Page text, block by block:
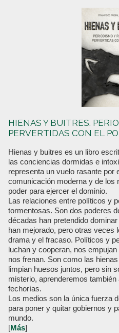
HIENAS Y BUITRES.
PERVERTIDAS CON EL
Hienas y buitres es un libro
las conciencias dormidas e
representa un vuelo rasante por
comunicación moderna y de los
poder para ejercer el dominio.
Las relaciones entre políticos y
tormentosas. Son dos poderes
décadas han pretendido
han mejorado, pero otras veces
drama y el fracaso. Políticos y
luchan y cooperan, nos
nos frenan. Son como las
limpian huesos juntos, pero sin
misterio, aprenderemos
fechorías.
Los medios son la única fuerza
para poner y quitar gobiernos y
mundo.
[Más]